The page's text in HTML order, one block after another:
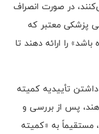
در صورت انصراف
پزشکی معتبر که
را ارائه دهند تا
تأییدیه کمیته
پس از بررسی و
مستقیماً به «کمیته